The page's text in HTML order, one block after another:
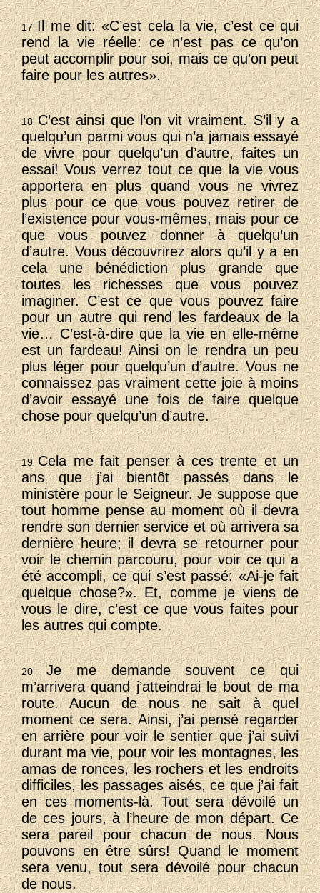
17Il me dit: «C’est cela la vie, c’est ce qui
rend la vie réelle: ce n’est pas ce qu’on
peut accomplir pour soi, mais ce qu’on peut
faire pour les autres».
18C’est ainsi que l’on vit vraiment. S’il y a
quelqu’un parmi vous qui n’a jamais essayé
de vivre pour quelqu’un d’autre, faites un
essai! Vous verrez tout ce que la vie vous
apportera en plus quand vous ne vivrez
plus pour ce que vous pouvez retirer de
l’existence pour vous-mêmes, mais pour ce
que vous pouvez donner à quelqu’un
d’autre. Vous découvrirez alors qu’il y a en
cela une bénédiction plus grande que
toutes les richesses que vous pouvez
imaginer. C’est ce que vous pouvez faire
pour un autre qui rend les fardeaux de la
vie… C’est-à-dire que la vie en elle-même
est un fardeau! Ainsi on le rendra un peu
plus léger pour quelqu’un d’autre. Vous ne
connaissez pas vraiment cette joie à moins
d’avoir essayé une fois de faire quelque
chose pour quelqu’un d’autre.
19Cela me fait penser à ces trente et un
ans que j’ai bientôt passés dans le
ministère pour le Seigneur. Je suppose que
tout homme pense au moment où il devra
rendre son dernier service et où arrivera sa
dernière heure; il devra se retourner pour
voir le chemin parcouru, pour voir ce qui a
été accompli, ce qui s’est passé: «Ai-je fait
quelque chose?». Et, comme je viens de
vous le dire, c’est ce que vous faites pour
les autres qui compte.
20Je me demande souvent ce qui
m’arrivera quand j’atteindrai le bout de ma
route. Aucun de nous ne sait à quel
moment ce sera. Ainsi, j’ai pensé regarder
en arrière pour voir le sentier que j’ai suivi
durant ma vie, pour voir les montagnes, les
amas de ronces, les rochers et les endroits
difficiles, les passages aisés, ce que j’ai fait
en ces moments-là. Tout sera dévoilé un
de ces jours, à l’heure de mon départ. Ce
sera pareil pour chacun de nous. Nous
pouvons en être sûrs! Quand le moment
sera venu, tout sera dévoilé pour chacun
de nous.